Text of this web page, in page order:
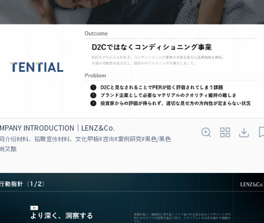
INTRODUCTION｜LENZ&Co.
介绍材料、招聘宣传材料、文化甲板#咨询#案例研究#黑色/黑色
又酷